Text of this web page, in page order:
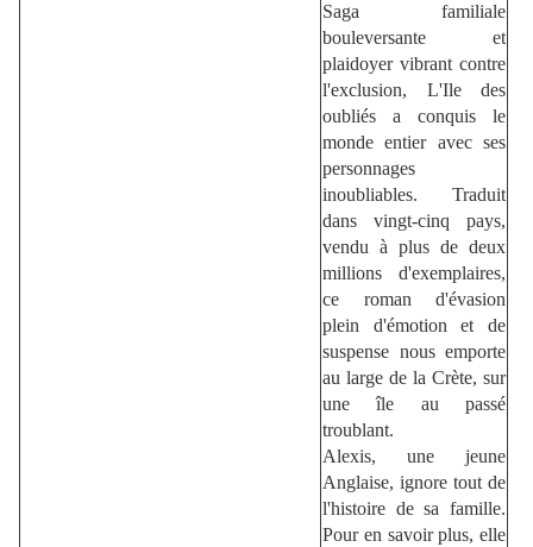
Saga familiale
bouleversante et
plaidoyer vibrant contre
l'exclusion, L'Ile des
oubliés a conquis le
monde entier avec ses
personnages
inoubliables. Traduit
dans vingt-cinq pays,
vendu à plus de deux
millions d'exemplaires,
ce roman d'évasion
plein d'émotion et de
suspense nous emporte
au large de la Crète, sur
une île au passé
troublant.
Alexis, une jeune
Anglaise, ignore tout de
l'histoire de sa famille.
Pour en savoir plus, elle